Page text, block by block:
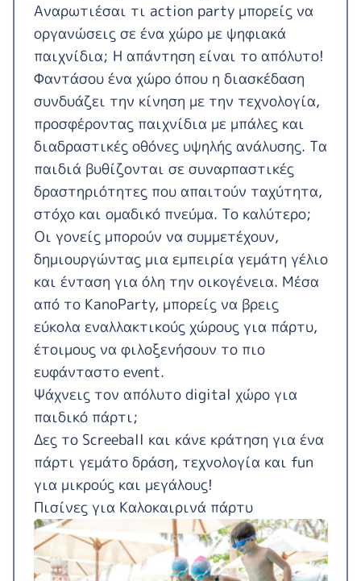
Αναρωτιέσαι τι action party μπορείς να
οργανώσεις σε ένα χώρο με ψηφιακά
παιχνίδια; Η απάντηση είναι το απόλυτο!
Φαντάσου ένα χώρο όπου η διασκέδαση
συνδυάζει την κίνηση με την τεχνολογία,
προσφέροντας παιχνίδια με μπάλες και
διαδραστικές οθόνες υψηλής ανάλυσης. Τα
παιδιά βυθίζονται σε συναρπαστικές
δραστηριότητες που απαιτούν ταχύτητα,
στόχο και ομαδικό πνεύμα. Το καλύτερο;
Οι γονείς μπορούν να συμμετέχουν,
δημιουργώντας μια εμπειρία γεμάτη γέλιο
και ένταση για όλη την οικογένεια. Μέσα
από το KanoParty, μπορείς να βρεις
εύκολα εναλλακτικούς χώρους για πάρτυ,
έτοιμους να φιλοξενήσουν το πιο
ευφάνταστο event.
Ψάχνεις τον απόλυτο digital χώρο για
παιδικό πάρτι;
Δες το Screeball και κάνε κράτηση για ένα
πάρτι γεμάτο δράση, τεχνολογία και fun
για μικρούς και μεγάλους!
Πισίνες για Καλοκαιρινά πάρτυ